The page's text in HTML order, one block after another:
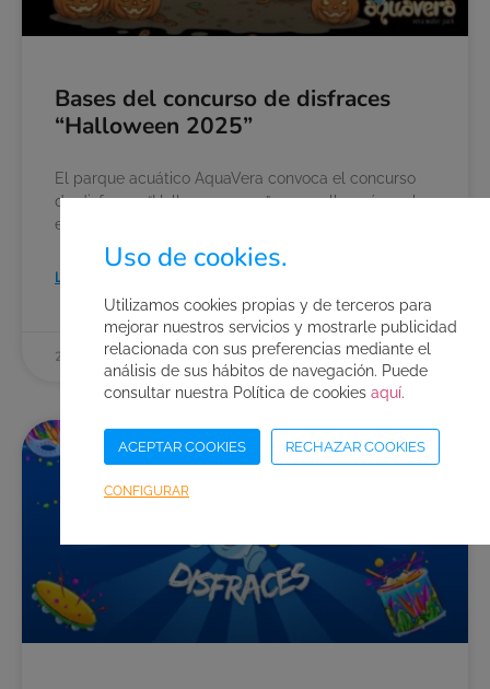
Bases del concurso de disfraces
“Halloween 2025”
El parque acuático AquaVera convoca el concurso
de disfraces “Halloween 2025”, que se llevará a cabo
en su página de Facebook e Instagram con arreglo
Leer el artículo
25 de octubre de 2025
BASES DE CONCURSOS
Uso de cookies.
Utilizamos cookies propias y de terceros para
mejorar nuestros servicios y mostrarle publicidad
relacionada con sus preferencias mediante el
análisis de sus hábitos de navegación. Puede
consultar nuestra Política de cookies aquí.
ACEPTAR COOKIES RECHAZAR COOKIES
CONFIGURAR